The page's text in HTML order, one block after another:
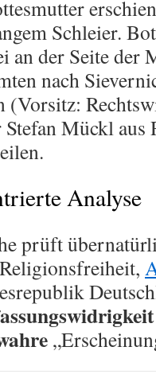
Schleier.
an der Seite der
nach
Mückl
Analyse
prüft